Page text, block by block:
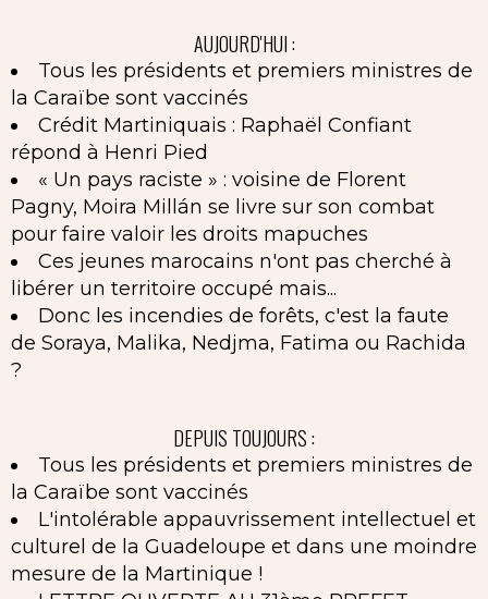
AUJOURD'HUI :
Tous les présidents et premiers ministres de
la Caraïbe sont vaccinés
Crédit Martiniquais : Raphaël Confiant
répond à Henri Pied
« Un pays raciste » : voisine de Florent
Pagny, Moira Millán se livre sur son combat
pour faire valoir les droits mapuches
Ces jeunes marocains n'ont pas cherché à
libérer un territoire occupé mais...
Donc les incendies de forêts, c'est la faute
de Soraya, Malika, Nedjma, Fatima ou Rachida
?
DEPUIS TOUJOURS :
Tous les présidents et premiers ministres de
la Caraïbe sont vaccinés
L'intolérable appauvrissement intellectuel et
culturel de la Guadeloupe et dans une moindre
mesure de la Martinique !